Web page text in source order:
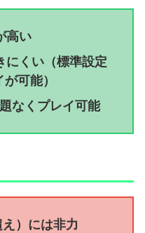
高い
にくい（標準設定
可能）
なくプレイ可能
）には非力